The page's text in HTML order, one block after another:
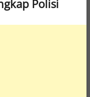
Polisi